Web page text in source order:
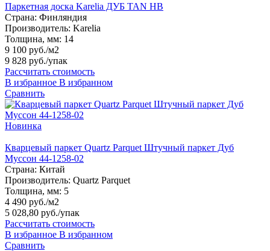
Паркетная доска Karelia ДУБ TAN HB
Страна: Финляндия
Производитель: Karelia
Толщина, мм: 14
9 100 руб./м2
9 828 руб./упак
Рассчитать стоимость
В избранное В избранном
Сравнить
Новинка
Кварцевый паркет Quartz Parquet Штучный паркет Дуб
Муссон 44-1258-02
Страна: Китай
Производитель: Quartz Parquet
Толщина, мм: 5
4 490 руб./м2
5 028,80 руб./упак
Рассчитать стоимость
В избранное В избранном
Сравнить